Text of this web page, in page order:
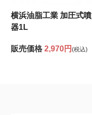
横浜油脂工業 加圧式
器1L
販売価格 2,970円(税込)